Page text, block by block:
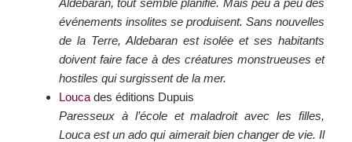
événements insolites se produisent. Sans nouvelles
de la Terre, Aldebaran est isolée et ses habitants
doivent faire face à des créatures monstrueuses et
hostiles qui surgissent de la mer.
Louca des éditions Dupuis
Paresseux à l’école et maladroit avec les filles,
Louca est un ado qui aimerait bien changer de vie. Il